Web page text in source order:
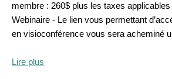
membre : 260$ plus les taxes
Webinaire - Le lien vous permettant
en visioconférence vous sera acheminé
Lire plus